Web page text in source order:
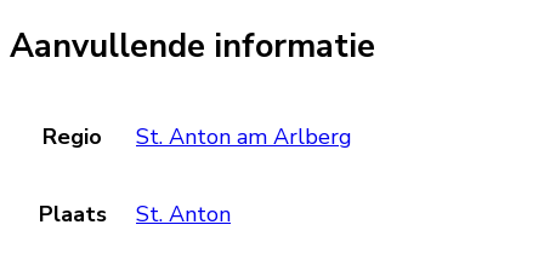
Aanvullende informatie
Regio St. Anton am Arlberg
Plaats St. Anton